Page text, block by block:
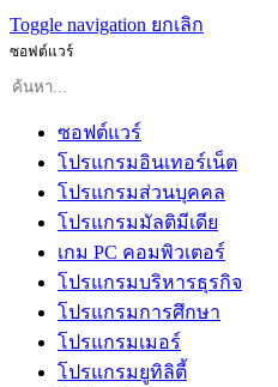
Toggle navigation ยกเลิก
ซอฟต์แวร์
ซอฟต์แวร์
โปรแกรมอินเทอร์เน็ต
โปรแกรมส่วนบุคคล
โปรแกรมมัลติมีเดีย
เกม PC คอมพิวเตอร์
โปรแกรมบริหารธุรกิจ
โปรแกรมการศึกษา
โปรแกรมเมอร์
โปรแกรมยูทิลิตี้